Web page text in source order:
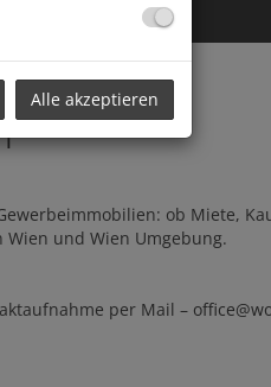
ob Miete,
und Wien Umgebung.
per Mail –
Alle akzeptieren